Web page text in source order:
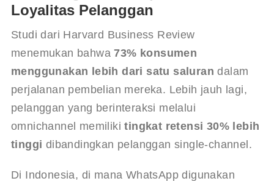
Loyalitas Pelanggan
Studi dari Harvard Business Review
menemukan bahwa 73% konsumen
menggunakan lebih dari satu saluran dalam
perjalanan pembelian mereka. Lebih jauh lagi,
pelanggan yang berinteraksi melalui
omnichannel memiliki tingkat retensi 30% lebih
tinggi dibandingkan pelanggan single-channel.
Di Indonesia, di mana WhatsApp digunakan